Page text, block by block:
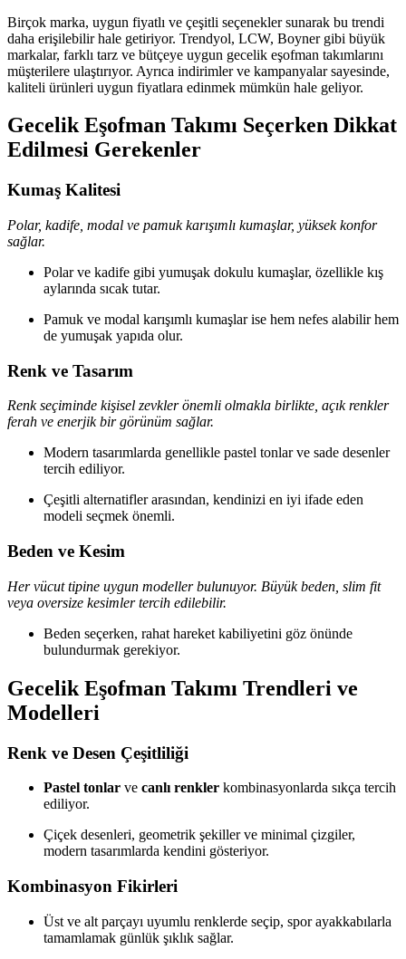
Birçok marka, uygun fiyatlı ve çeşitli seçenekler sunarak bu trendi
daha erişilebilir hale getiriyor. Trendyol, LCW, Boyner gibi büyük
markalar, farklı tarz ve bütçeye uygun gecelik eşofman takımlarını
müşterilere ulaştırıyor. Ayrıca indirimler ve kampanyalar sayesinde,
kaliteli ürünleri uygun fiyatlara edinmek mümkün hale geliyor.
Gecelik Eşofman Takımı Seçerken Dikkat
Edilmesi Gerekenler
Kumaş Kalitesi
Polar, kadife, modal ve pamuk karışımlı kumaşlar, yüksek konfor
sağlar.
Polar ve kadife gibi yumuşak dokulu kumaşlar, özellikle kış
aylarında sıcak tutar.
Pamuk ve modal karışımlı kumaşlar ise hem nefes alabilir hem
de yumuşak yapıda olur.
Renk ve Tasarım
Renk seçiminde kişisel zevkler önemli olmakla birlikte, açık renkler
ferah ve enerjik bir görünüm sağlar.
Modern tasarımlarda genellikle pastel tonlar ve sade desenler
tercih ediliyor.
Çeşitli alternatifler arasından, kendinizi en iyi ifade eden
modeli seçmek önemli.
Beden ve Kesim
Her vücut tipine uygun modeller bulunuyor. Büyük beden, slim fit
veya oversize kesimler tercih edilebilir.
Beden seçerken, rahat hareket kabiliyetini göz önünde
bulundurmak gerekiyor.
Gecelik Eşofman Takımı Trendleri ve
Modelleri
Renk ve Desen Çeşitliliği
Pastel tonlar ve canlı renkler kombinasyonlarda sıkça tercih
ediliyor.
Çiçek desenleri, geometrik şekiller ve minimal çizgiler,
modern tasarımlarda kendini gösteriyor.
Kombinasyon Fikirleri
Üst ve alt parçayı uyumlu renklerde seçip, spor ayakkabılarla
tamamlamak günlük şıklık sağlar.